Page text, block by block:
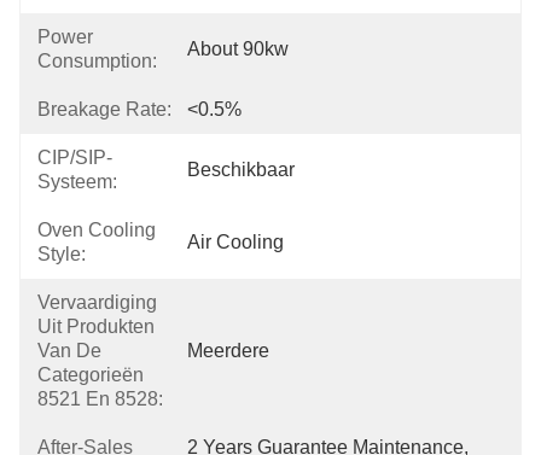
Power
Consumption:
About 90kw
Breakage Rate: <0.5%
CIP/SIP-
Systeem:
Beschikbaar
Oven Cooling
Style:
Air Cooling
Vervaardiging
Uit Produkten
Van De
Categorieën
8521 En 8528:
Meerdere
After-Sales
2 Years Guarantee Maintenance,